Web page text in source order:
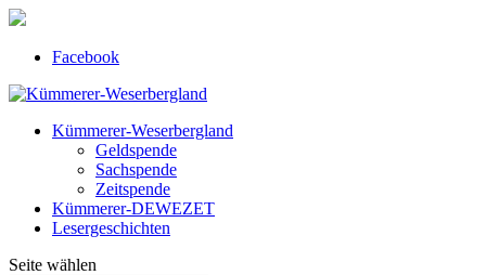
Facebook
Kümmerer-Weserbergland
Geldspende
Sachspende
Zeitspende
Kümmerer-DEWEZET
Lesergeschichten
Seite wählen